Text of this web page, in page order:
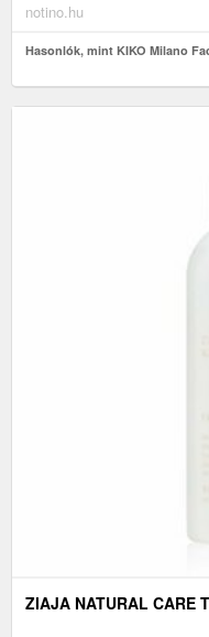
notino.hu
Hasonlók, mint KIKO Milano
ZIAJA NATURAL CARE